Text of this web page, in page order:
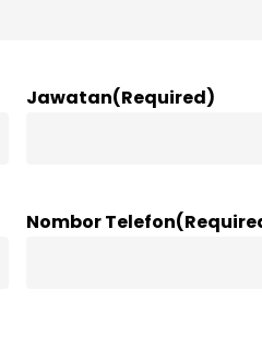
Jawatan(Required)
Nombor Telefon